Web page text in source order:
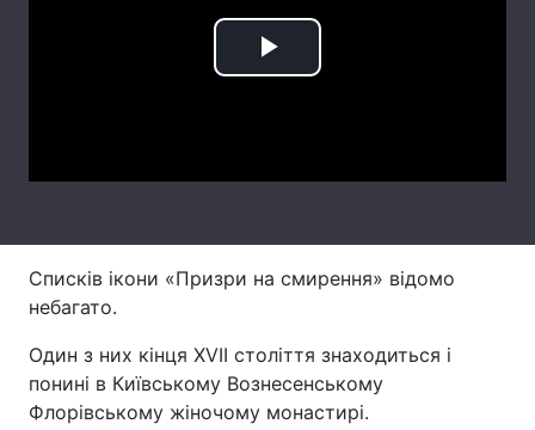
Статті
Послуги
Play
Списків ікони «Призри на смирення» відомо
небагато.
Один з них кінця XVII століття знаходиться і
понині в Київському Вознесенському
Флорівському жіночому монастирі.